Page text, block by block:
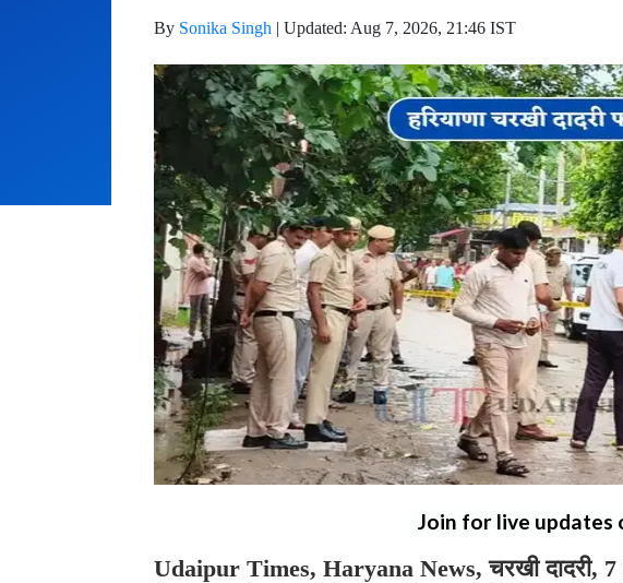
By Sonika Singh | Updated: Aug 7, 2026, 21:46 IST
Join for live updates
Udaipur Times, Haryana News, चरखी दादरी,